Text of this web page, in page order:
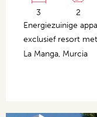
3 2
Energiezuinige
exclusief resort
La Manga, Murcia